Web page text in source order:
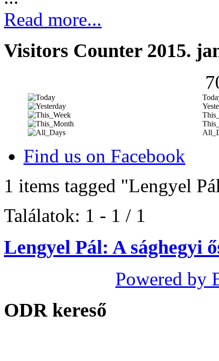
Read more...
Visitors Counter 2015.
Find us on Facebook
1 items tagged "Lengyel
Találatok: 1 - 1 / 1
Lengyel Pál: A sághegyi
Powered by
ODR kereső